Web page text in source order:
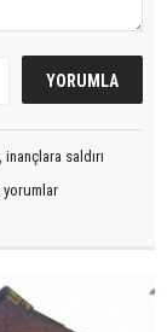
saldırı
yorumlar